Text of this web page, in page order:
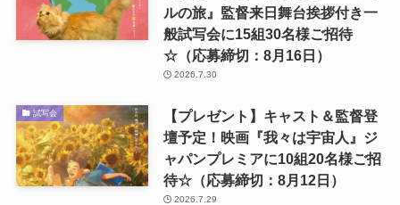
ルの旅』監督来日舞台挨拶付き一
般試写会に15組30名様ご招待
☆（応募締切：8月16日）
2026.7.30
試写会
【プレゼント】キャスト＆監督登
壇予定！映画『我々は宇宙人』ジ
ャパンプレミアに10組20名様ご招
待☆（応募締切：8月12日）
2026.7.29